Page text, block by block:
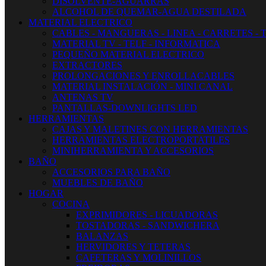
ALCOHOL DE QUEMAR-AGUA DESTILADA
MATERIAL ELECTRICO
CABLES - MANGUERAS - LINEA - CARRETES -
MATERIAL TV - TELF - INFORMATICA
PEQUEÑO MATERIAL ELECTRICO
EXTRACTORES
PROLONGACIONES Y ENROLLACABLES
MATERIAL INSTALACIÓN - MINI CANAL
ANTENAS TV
PANTALLAS-DOWNLIGHTS LED
HERRAMIENTAS
CAJAS Y MALETINES CON HERRAMIENTAS
HERRAMIENTAS ELECTROPORTATILES
MINIHERRAMIENTA Y ACCESORIOS
BAÑO
ACCESORIOS PARA BAÑO
MUEBLES DE BAÑO
HOGAR
COCINA
EXPRIMIDORES - LICUADORAS
TOSTADORAS - SANDWICHERA
BALANZAS
HERVIDORES Y TETERAS
CAFETERAS Y MOLINILLOS